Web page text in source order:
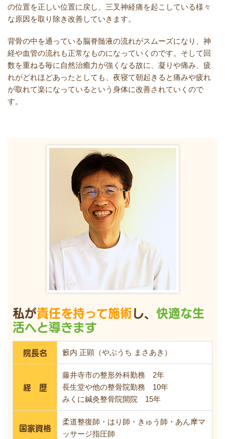
の位置を正しい位置に戻し、三叉神経痛を起こしている様々
な原因を取り除き改善していきます。
背骨の中を通っている脳脊髄液の流れがスムーズになり、神
経や血管の流れも正常なものになっていくのです。そして回
数を重ねる毎に自然治癒力が強くなる故に、凝りや痛み、疲
れがどれほどあったとしても、夜寝て朝起きると痛みや疲れ
が取れて楽になっているという身体に改善されていくので
す。
私が責任を持って施術し、 快適な生
活へと導きます
院長名 籔内 正顕（やぶうち まさあき）
経 歴
藤井寺市の整形外科勤務 2年
長生堂や他の整骨院勤務 10年
みくに鍼灸整骨院開院 15年
国家資格
柔道整復師・はり師・きゅう師・あん摩マ
ッサージ指圧師